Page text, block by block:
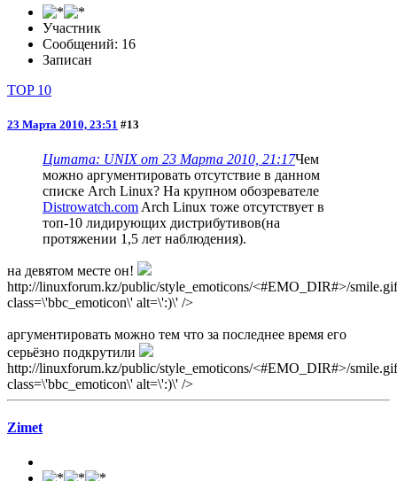
Участник
Сообщений: 16
Записан
TOP 10
23 Марта 2010, 23:51 #13
Цитата: UNIX от 23 Марта 2010, 21:17Чем
можно аргументировать отсутствие в данном
списке Arch Linux? На крупном обозревателе
Distrowatch.com Arch Linux тоже отсутствует в
топ-10 лидирующих дистрибутивов(на
протяжении 1,5 лет наблюдения).
на девятом месте он!
http://linuxforum.kz/public/style_emoticons/<#EMO_DIR#>/
class=\'bbc_emoticon\' alt=\':)\' />
аргументировать можно тем что за последнее время его
серьёзно подкрутили
http://linuxforum.kz/public/style_emoticons/<#EMO_DIR#>/
class=\'bbc_emoticon\' alt=\':)\' />
Zimet